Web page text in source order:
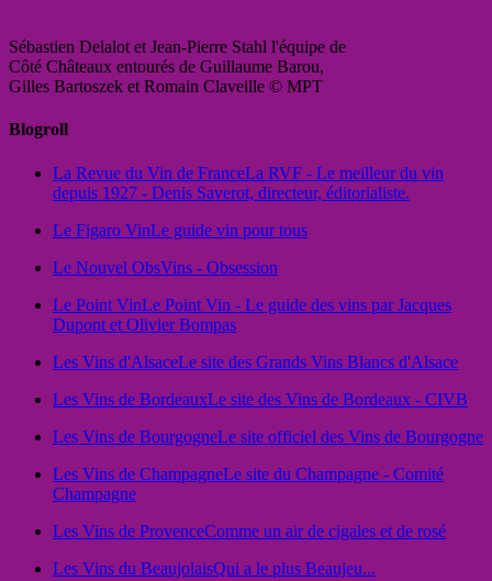
Sébastien Delalot et Jean-Pierre Stahl l'équipe de
Côté Châteaux entourés de Guillaume Barou,
Gilles Bartoszek et Romain Claveille © MPT
Blogroll
La Revue du Vin de FranceLa RVF - Le meilleur du vin
depuis 1927 - Denis Saverot, directeur, éditorialiste.
Le Figaro VinLe guide vin pour tous
Le Nouvel ObsVins - Obsession
Le Point VinLe Point Vin - Le guide des vins par Jacques
Dupont et Olivier Bompas
Les Vins d'AlsaceLe site des Grands Vins Blancs d'Alsace
Les Vins de BordeauxLe site des Vins de Bordeaux - CIVB
Les Vins de BourgogneLe site officiel des Vins de Bourgogne
Les Vins de ChampagneLe site du Champagne - Comité
Champagne
Les Vins de ProvenceComme un air de cigales et de rosé
Les Vins du BeaujolaisQui a le plus Beaujeu...